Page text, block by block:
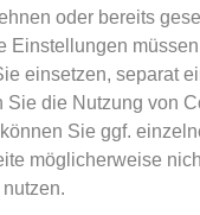
oder bereits
Einstellungen
einsetzen, separat
Sie die Nutzung von
Sie ggf.
möglicherweise